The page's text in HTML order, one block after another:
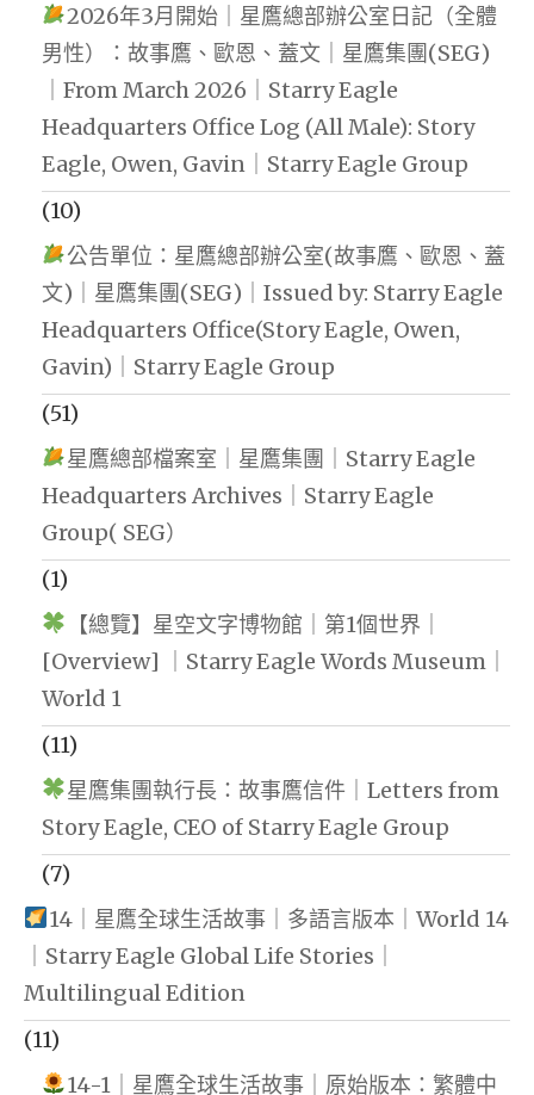
2026年3月開始｜星鷹總部辦公室日記（全體
男性）：故事鷹、歐恩、蓋文｜星鷹集團(SEG)
｜From March 2026｜Starry Eagle
Headquarters Office Log (All Male): Story
Eagle, Owen, Gavin｜Starry Eagle Group
(10)
公告單位：星鷹總部辦公室(故事鷹、歐恩、蓋
文)｜星鷹集團(SEG)｜Issued by: Starry Eagle
Headquarters Office(Story Eagle, Owen,
Gavin)｜Starry Eagle Group
(51)
星鷹總部檔案室｜星鷹集團｜Starry Eagle
Headquarters Archives｜Starry Eagle
Group( SEG）
(1)
【總覽】星空文字博物館｜第1個世界｜
[Overview] ｜Starry Eagle Words Museum｜
World 1
(11)
星鷹集團執行長：故事鷹信件｜Letters from
Story Eagle, CEO of Starry Eagle Group
(7)
14｜星鷹全球生活故事｜多語言版本｜World 14
｜Starry Eagle Global Life Stories｜
Multilingual Edition
(11)
14-1｜星鷹全球生活故事｜原始版本：繁體中